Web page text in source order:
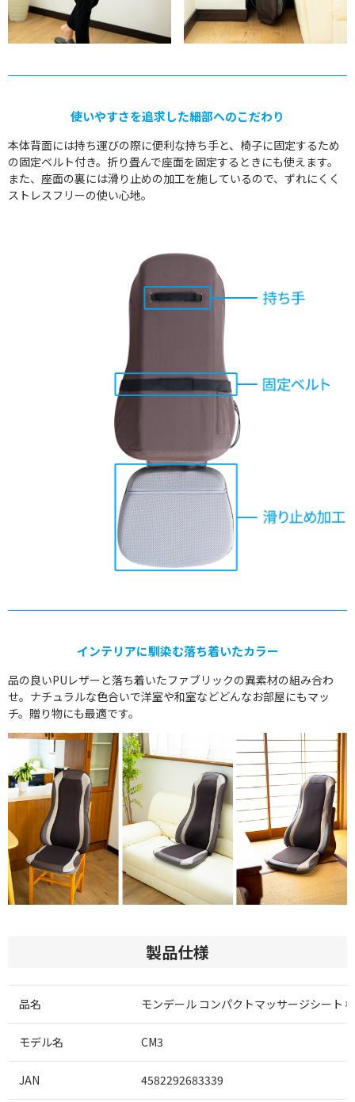
使いやすさを追求した細部へのこだわり
本体背面には持ち運びの際に便利な持ち手と、椅子に固定するため
の固定ベルト付き。折り畳んで座面を固定するときにも使えます。
また、座面の裏には滑り止めの加工を施しているので、ずれにくく
ストレスフリーの使い心地。
インテリアに馴染む落ち着いたカラー
品の良いPUレザーと落ち着いたファブリックの異素材の組み合わ
せ。ナチュラルな色合いで洋室や和室などどんなお部屋にもマッ
チ。贈り物にも最適です。
製品仕様
品名 モンデール コンパクトマッサージシート
モデル名 CM3
JAN 4582292683339